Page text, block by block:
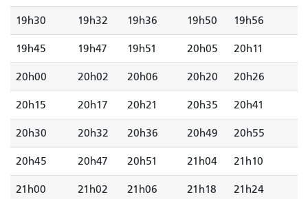
19h30 19h32 19h36 19h50 19h56
19h45 19h47 19h51 20h05 20h11
20h00 20h02 20h06 20h20 20h26
20h15 20h17 20h21 20h35 20h41
20h30 20h32 20h36 20h49 20h55
20h45 20h47 20h51 21h04 21h10
21h00 21h02 21h06 21h18 21h24